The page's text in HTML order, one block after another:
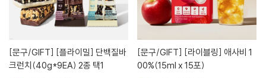
[문구/GIFT]
크런치(40g*9EA) 2종 택1
[문구/GIFT]
00%(15ml x 15포)